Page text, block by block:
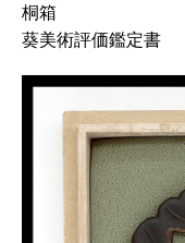
桐箱
葵美術評価鑑定書